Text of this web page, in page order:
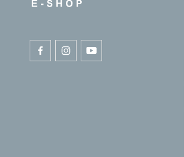
Ekodrogerie